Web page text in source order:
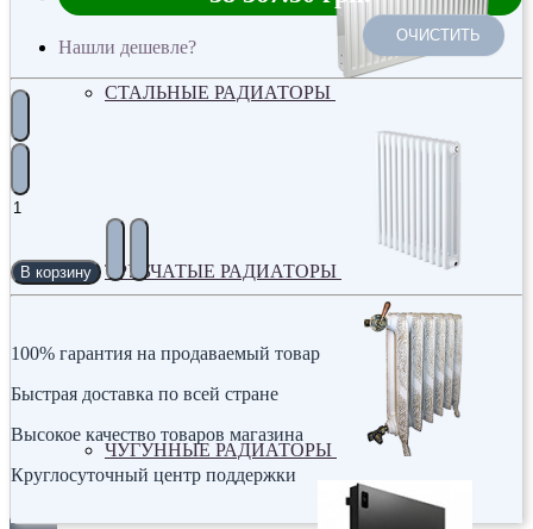
СТАЛЬНЫЕ РАДИАТОРЫ
ТРУБЧАТЫЕ РАДИАТОРЫ
ЧУГУННЫЕ РАДИАТОРЫ
Нашли дешевле?
ОЧИСТИТЬ
В корзину
100% гарантия на продаваемый товар
Быстрая доставка по всей стране
Высокое качество товаров магазина
Круглосуточный центр поддержки